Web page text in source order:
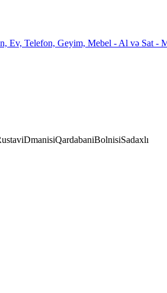
DmanisiQardabaniBolnisiSadaxlı